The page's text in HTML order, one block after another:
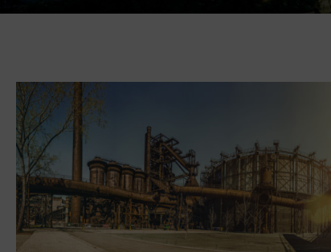
Heligonka
HopJump
Lezecká stěna
Národní zemědělské muzeum
Fajna Dilna
FUTUREUM